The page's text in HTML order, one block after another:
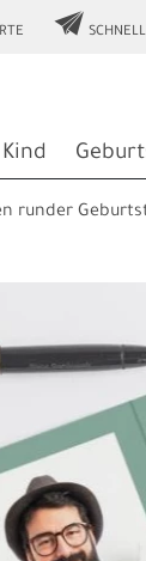
e
runder